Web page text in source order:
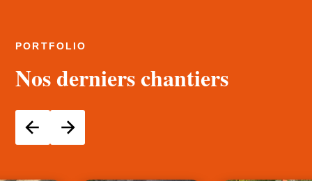
PORTFOLIO
Nos derniers chantiers